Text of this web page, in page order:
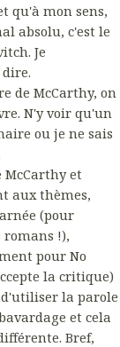
qu'à mon sens,
absolu, c'est le
Je
de McCarthy, on
N'y voir qu'un
ou je ne sais
et
aux thèmes,
(pour
romans !),
pour No
la critique)
la parole
et cela
Bref,